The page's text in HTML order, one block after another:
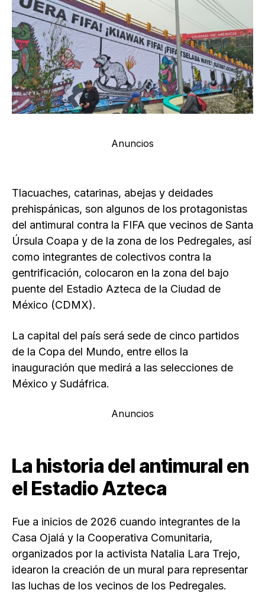
Anuncios
Tlacuaches, catarinas, abejas y deidades
prehispánicas, son algunos de los protagonistas
del antimural contra la FIFA que vecinos de Santa
Úrsula Coapa y de la zona de los Pedregales, así
como integrantes de colectivos contra la
gentrificación, colocaron en la zona del bajo
puente del Estadio Azteca de la Ciudad de
México (CDMX).
La capital del país será sede de cinco partidos
de la Copa del Mundo, entre ellos la
inauguración que medirá a las selecciones de
México y Sudáfrica.
Anuncios
La historia del antimural en
el Estadio Azteca
Fue a inicios de 2026 cuando integrantes de la
Casa Ojalá y la Cooperativa Comunitaria,
organizados por la activista Natalia Lara Trejo,
idearon la creación de un mural para representar
las luchas de los vecinos de los Pedregales.